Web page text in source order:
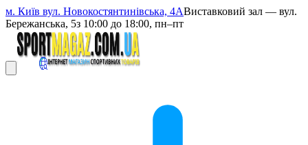
м. Київ вул. Новокостянтинівська, 4АВиставковий зал — вул.
Бережанська, 5з 10:00 до 18:00, пн–пт